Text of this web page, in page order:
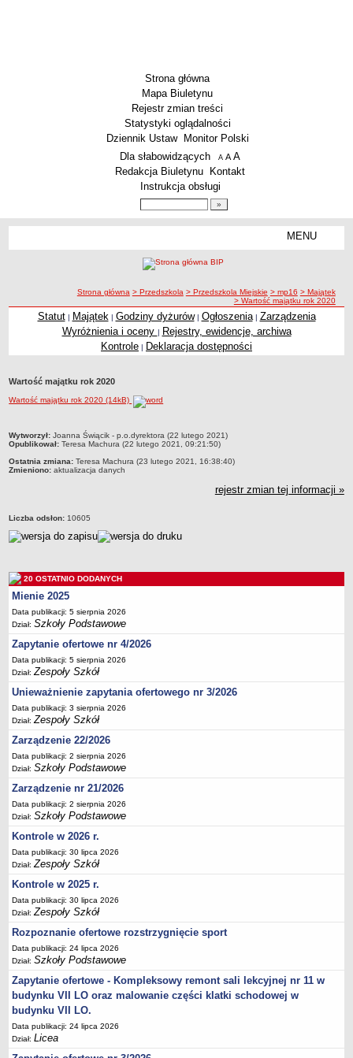
Strona główna
Mapa Biuletynu
Rejestr zmian treści
Statystyki oglądalności
Dziennik Ustaw
Monitor Polski
Menu dodatkowe
Dla słabowidzących A pomniejsz czcionkę
A standardowy rozmiar czcionki
A
Redakcja Biuletynu
Kontakt
Instrukcja obsługi
MENU
Zespoły Szkół
Techniczne Zakłady Naukowe
ARCHIWUM SZKÓŁ I PLACÓWEK
Zlikwidowane gimnazja
Wielofunkcyjna Placówka
SPECJALNE OŚRODKI SZKOLNO-WYCHOWAWCZE
BURSA MIEJSKA
Dane podstawowe
Majątek
Godziny dyżurów
Ogłoszenie
Zarządzenia
Kontrole
Rejestry, ewidencje, archiwa
Sprawozdania
Deklaracja dostępności
PORADNIE PSYCHOLOGICZNO-PEDAGOGICZNE
Zespół Poradni
BIURO FINANSÓW OŚWIATY
Dane podstawowe
Statut
Majątek
Godziny dyżurów
Ogłoszenia
Zarządzenia
Rejestry, ewidencje, archiwa
Kontrole
PONOWNE WYKORZYSTYWANIE
Sprawozdania
Deklaracja dostępności
DEKLARACJA DOSTĘPNOŚCI
OŚWIADCZENIA MAJĄTKOWE
PONOWNE WYKORZYSTYWANIE
ścieżka nawigacji
Strona główna > Przedszkola > Przedszkola Miejskie > mp16 > Majątek
> Wartość majątku rok 2020
Statut| Majątek | Godziny dyżurów| Ogłoszenia| Zarządzenia
Wyróżnienia i oceny | Rejestry, ewidencje, archiwa
Kontrole | Deklaracja dostępności
Wartość majątku rok 2020
Wartość majątku rok 2020 (14kB)
metryczka
Wytworzył: Joanna Świącik - p.o.dyrektora (22 lutego 2021)
Opublikował: Teresa Machura (22 lutego 2021, 09:21:50)
Ostatnia zmiana: Teresa Machura (23 lutego 2021, 16:38:40)
Zmieniono: aktualizacja danych
rejestr zmian tej informacji »
Liczba odsłon: 10605
20 OSTATNIO DODANYCH
Mienie 2025
Data publikacji: 5 sierpnia 2026
Dział:Szkoły Podstawowe
Zapytanie ofertowe nr 4/2026
Data publikacji: 5 sierpnia 2026
Dział:Zespoły Szkół
Unieważnienie zapytania ofertowego nr 3/2026
Data publikacji: 3 sierpnia 2026
Dział:Zespoły Szkół
Zarządzenie 22/2026
Data publikacji: 2 sierpnia 2026
Dział:Szkoły Podstawowe
Zarządzenie nr 21/2026
Data publikacji: 2 sierpnia 2026
Dział:Szkoły Podstawowe
Kontrole w 2026 r.
Data publikacji: 30 lipca 2026
Dział:Zespoły Szkół
Kontrole w 2025 r.
Data publikacji: 30 lipca 2026
Dział:Zespoły Szkół
Rozpoznanie ofertowe rozstrzygnięcie sport
Data publikacji: 24 lipca 2026
Dział:Szkoły Podstawowe
Zapytanie ofertowe - Kompleksowy remont sali lekcyjnej nr 11 w
budynku VII LO oraz malowanie części klatki schodowej w
budynku VII LO.
Data publikacji: 24 lipca 2026
Dział:Licea